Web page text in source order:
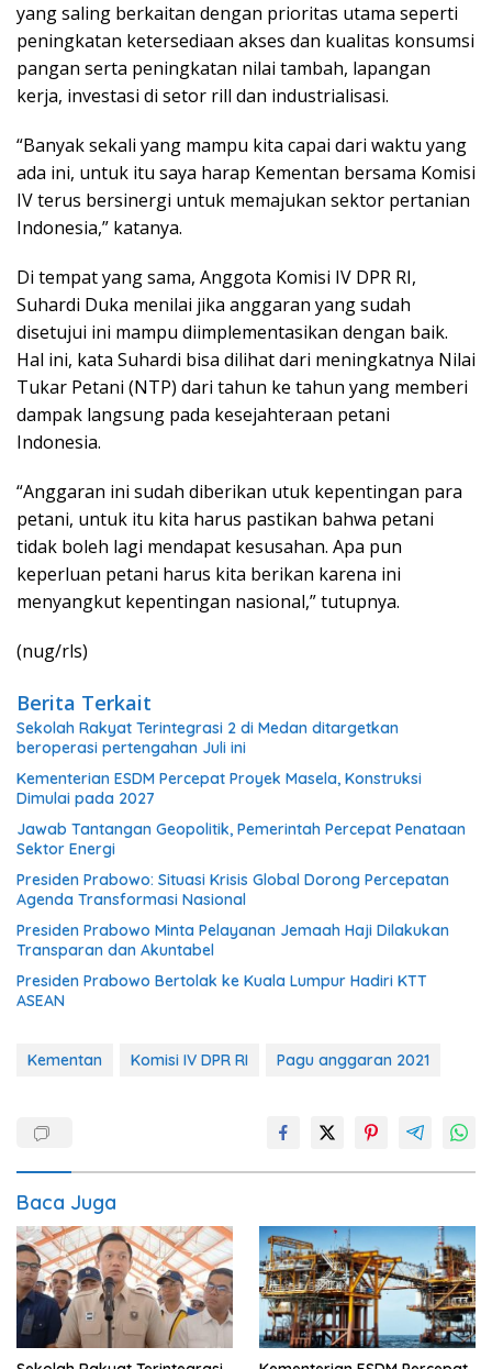
yang saling berkaitan dengan prioritas utama seperti
peningkatan ketersediaan akses dan kualitas konsumsi
pangan serta peningkatan nilai tambah, lapangan
kerja, investasi di setor rill dan industrialisasi.
“Banyak sekali yang mampu kita capai dari waktu yang
ada ini, untuk itu saya harap Kementan bersama Komisi
IV terus bersinergi untuk memajukan sektor pertanian
Indonesia,” katanya.
Di tempat yang sama, Anggota Komisi IV DPR RI,
Suhardi Duka menilai jika anggaran yang sudah
disetujui ini mampu diimplementasikan dengan baik.
Hal ini, kata Suhardi bisa dilihat dari meningkatnya Nilai
Tukar Petani (NTP) dari tahun ke tahun yang memberi
dampak langsung pada kesejahteraan petani
Indonesia.
“Anggaran ini sudah diberikan utuk kepentingan para
petani, untuk itu kita harus pastikan bahwa petani
tidak boleh lagi mendapat kesusahan. Apa pun
keperluan petani harus kita berikan karena ini
menyangkut kepentingan nasional,” tutupnya.
(nug/rls)
Berita Terkait
Sekolah Rakyat Terintegrasi 2 di Medan ditargetkan
beroperasi pertengahan Juli ini
Kementerian ESDM Percepat Proyek Masela, Konstruksi
Dimulai pada 2027
Jawab Tantangan Geopolitik, Pemerintah Percepat Penataan
Sektor Energi
Presiden Prabowo: Situasi Krisis Global Dorong Percepatan
Agenda Transformasi Nasional
Presiden Prabowo Minta Pelayanan Jemaah Haji Dilakukan
Transparan dan Akuntabel
Presiden Prabowo Bertolak ke Kuala Lumpur Hadiri KTT
ASEAN
Kementan Komisi IV DPR RI Pagu anggaran 2021
Baca Juga